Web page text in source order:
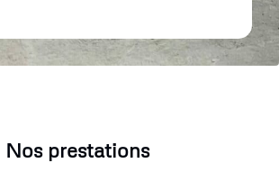
Nos prestations